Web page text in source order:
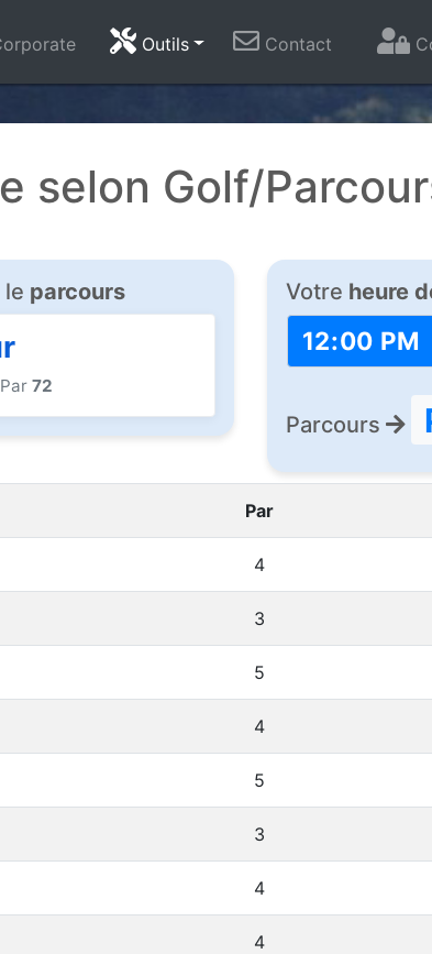
Outils Contact
selon Golf/
le parcours
72
Votre heure
Parcours
Par
4
3
5
4
5
3
4
4